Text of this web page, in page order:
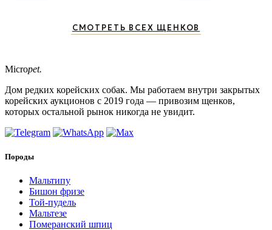
СМОТРЕТЬ ВСЕХ ЩЕНКОВ
Micropet.
Дом редких корейских собак. Мы работаем внутри закрытых
корейских аукционов с 2019 года — привозим щенков,
которых остальной рынок никогда не увидит.
Породы
Мальтипу
Бишон фризе
Той-пудель
Мальтезе
Померанский шпиц